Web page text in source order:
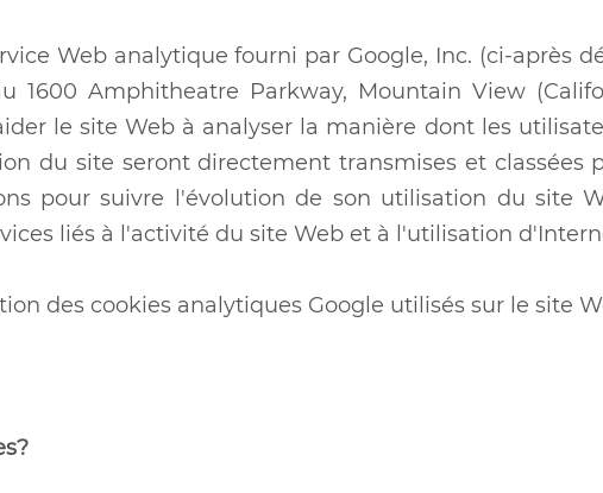
Web analytique fourni par Google, Inc. (ci-après
1600 Amphitheatre Parkway, Mountain View
le site Web à analyser la manière dont les
du site seront directement transmises et classées
pour suivre l'évolution de son utilisation du site
liés à l'activité du site Web et à l'utilisation
des cookies analytiques Google utilisés sur le site